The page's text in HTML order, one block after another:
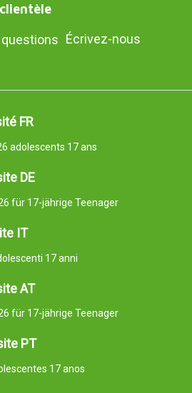
Écrivez-nous
FR
adolescents 17 ans
DE
für 17-jährige Teenager
IT
17 anni
AT
für 17-jährige Teenager
PT
17 anos